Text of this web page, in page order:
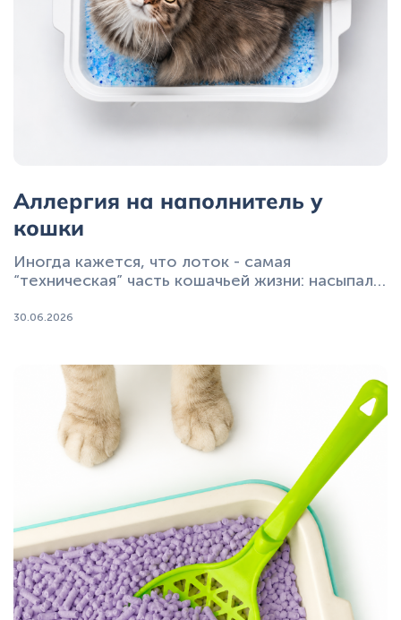
Аллергия на наполнитель у
кошки
Иногда кажется, что лоток - самая
“техническая” часть кошачьей жизни: насыпал
поменять наполнитель - и привычная рутина
туалетом, трет морду лапой, избегает лотка
или, наоборот, выходит оттуда с
покрасневшими подушечками.
30.06.2026